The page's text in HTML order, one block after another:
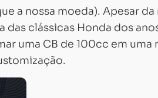
a nossa moeda). Apesar
das clássicas Honda dos
uma CB de 100cc em uma